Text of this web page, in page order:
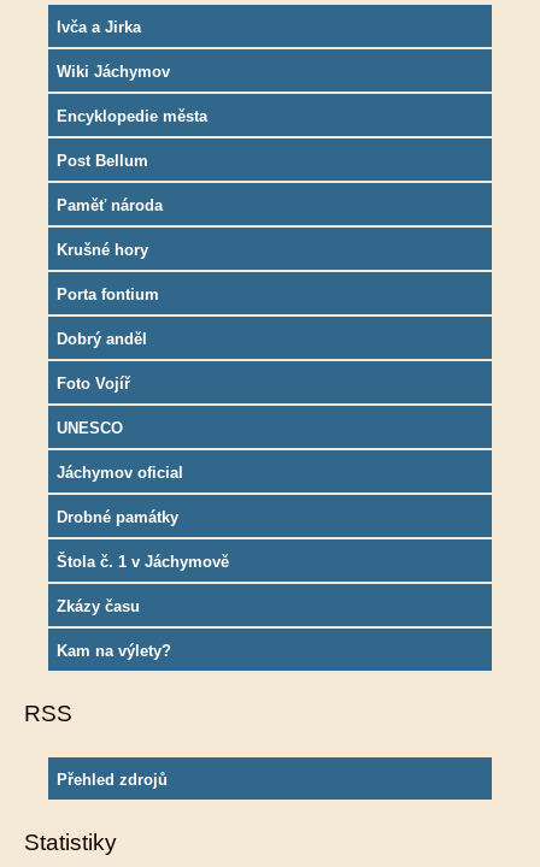
Ivča a Jirka
Wiki Jáchymov
Encyklopedie města
Post Bellum
Paměť národa
Krušné hory
Porta fontium
Dobrý anděl
Foto Vojíř
UNESCO
Jáchymov oficial
Drobné památky
Štola č. 1 v Jáchymově
Zkázy času
Kam na výlety?
RSS
Přehled zdrojů
Statistiky